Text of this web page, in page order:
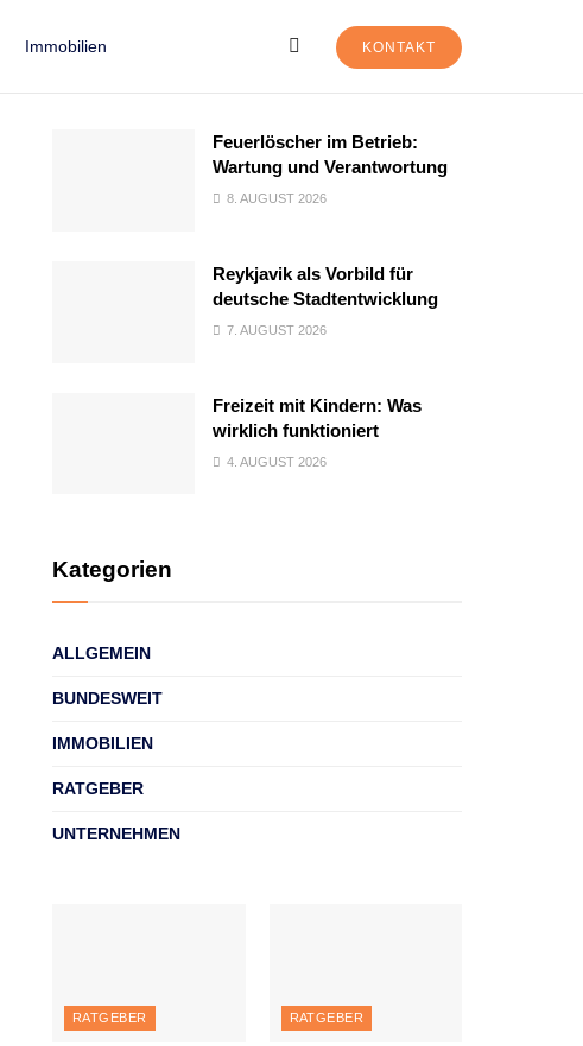
Immobilien KONTAKT
Feuerlöscher im Betrieb:
Wartung und Verantwortung
8. AUGUST 2026
Reykjavik als Vorbild für
deutsche Stadtentwicklung
7. AUGUST 2026
Freizeit mit Kindern: Was
wirklich funktioniert
4. AUGUST 2026
Kategorien
ALLGEMEIN
BUNDESWEIT
IMMOBILIEN
RATGEBER
UNTERNEHMEN
RATGEBER RATGEBER